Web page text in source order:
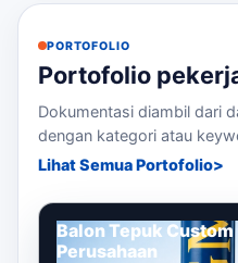
PORTOFOLIO
Portofolio
Dokumentasi diambil dari
dengan kategori atau
Lihat Semua Portofolio
Balon Tepuk
Perusahaan